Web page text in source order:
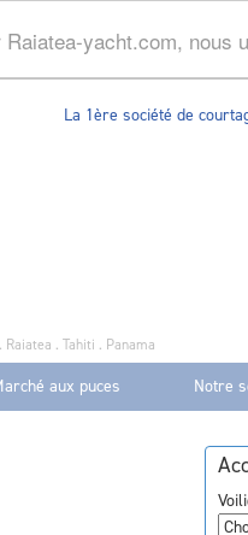
yacht.com, nous
La 1ère société de
. Tahiti . Panama
aux puces Notre